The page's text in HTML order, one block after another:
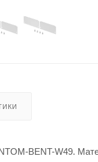
BENT-W49.